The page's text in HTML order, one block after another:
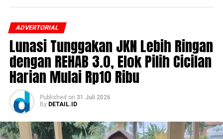
ADVERTORIAL
Lunasi Tunggakan JKN Lebih Ringan
dengan REHAB 3.0, Elok Pilih Cicilan
Harian Mulai Rp10 Ribu
Published on 31 Juli 2026
By DETAIL.ID